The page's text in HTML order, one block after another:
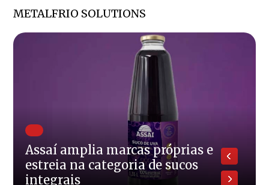
METALFRIO SOLUTIONS
Assaí amplia marcas próprias e
estreia na categoria de sucos
integrais